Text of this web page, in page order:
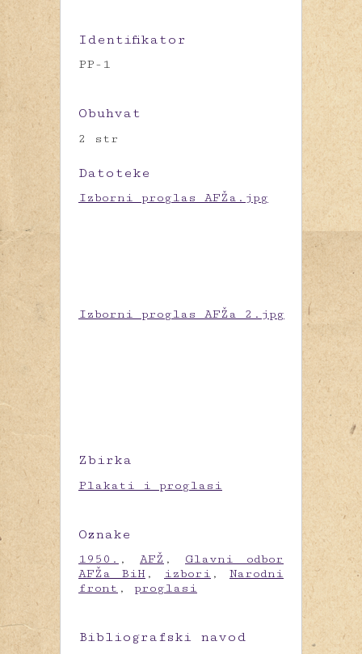
Identifikator
PP-1
Obuhvat
2 str
Datoteke
Izborni proglas AFŽa.jpg
Izborni proglas AFŽa 2.jpg
Zbirka
Plakati i proglasi
Oznake
1950. , AFŽ , Glavni odbor
AFŽa BiH , izbori , Narodni
front , proglasi
Bibliografski navod